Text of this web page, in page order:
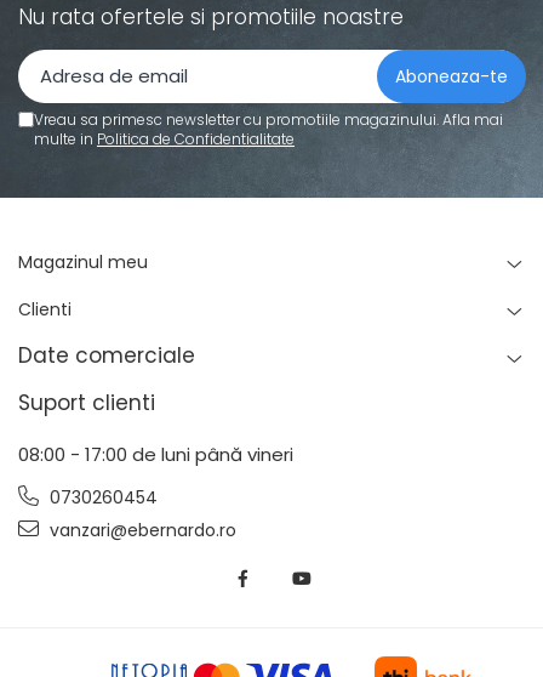
Nu rata ofertele si promotiile noastre
Vreau sa primesc newsletter cu promotiile magazinului. Afla mai
multe in Politica de Confidentialitate
Magazinul meu
Clienti
Date comerciale
Suport clienti
08:00 - 17:00 de luni până vineri
0730260454
vanzari@ebernardo.ro